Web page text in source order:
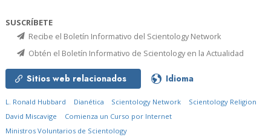
SUSCRÍBETE
Recibe el Boletín Informativo del Scientology Network
Obtén el Boletín Informativo de Scientology en la Actualidad
Sitios web relacionados Idioma
L. Ronald Hubbard Dianética Scientology Network
Scientology Religion
David Miscavige
Comienza un Curso por Internet
Ministros Voluntarios de Scientology